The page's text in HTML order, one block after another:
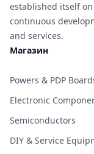
established itself
continuous
and services.
Магазин
Powers & PDP
Electronic
Semiconductors
DIY & Service